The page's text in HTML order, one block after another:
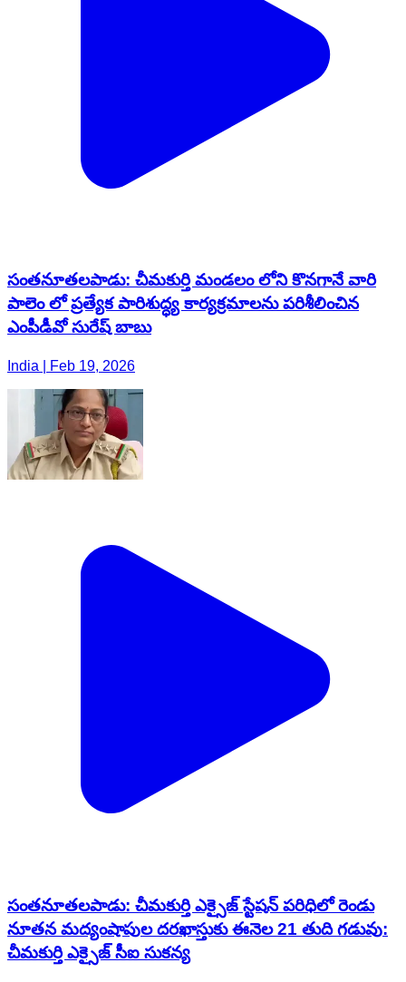
సంతనూతలపాడు: చీమకుర్తి మండలం లోని కొనగానే వారి
పాలెం లో ప్రత్యేక పారిశుద్ధ్య కార్యక్రమాలను పరిశీలించిన
ఎంపీడీవో సురేష్ బాబు
India | Feb 19, 2026
సంతనూతలపాడు: చీమకుర్తి ఎక్సైజ్ స్టేషన్ పరిధిలో రెండు
నూతన మద్యంషాపుల దరఖాస్తుకు ఈనెల 21 తుది గడువు:
చీమకుర్తి ఎక్సైజ్ సీఐ సుకన్య